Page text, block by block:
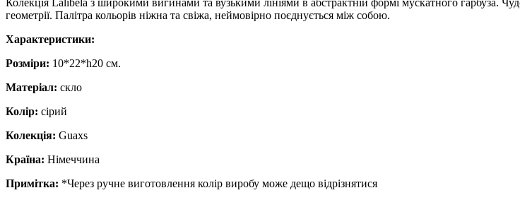
геометрії. Палітра кольорів ніжна та свіжа, неймовірно поєднується між собою.
Характеристики:
Розміри: 10*22*h20 см.
Матеріал: скло
Колір: сірий
Колекція: Guaxs
Країна: Німеччина
Примітка: *Через ручне виготовлення колір виробу може дещо відрізнятися